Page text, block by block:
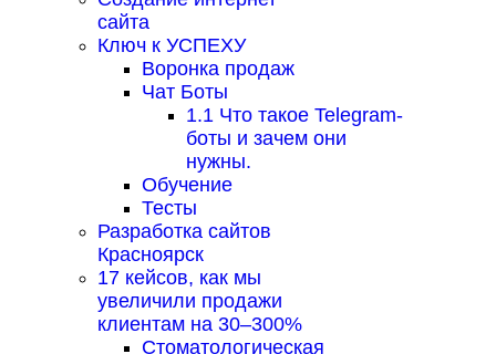
сайта
Ключ к УСПЕХУ
Воронка продаж
Чат Боты
1.1 Что такое Telegram-
боты и зачем они
нужны.
Обучение
Тесты
Разработка сайтов
Красноярск
17 кейсов, как мы
увеличили продажи
клиентам на 30–300%
Стоматологическая